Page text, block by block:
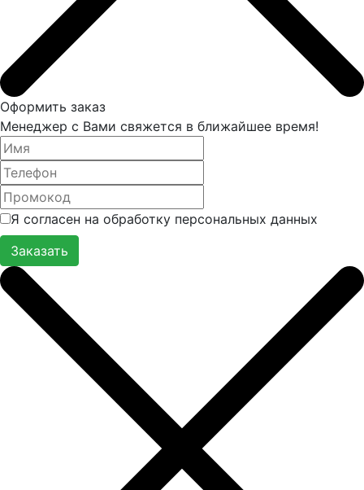
Оформить заказ
Менеджер с Вами свяжется в ближайшее время!
Я согласен на обработку персональных данных
Заказать